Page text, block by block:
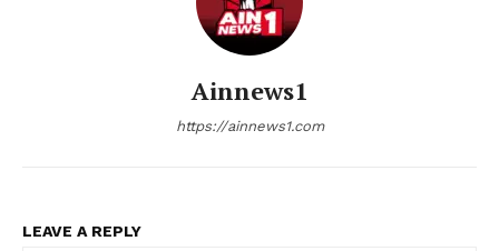
Ainnews1
https://ainnews1.com
LEAVE A REPLY